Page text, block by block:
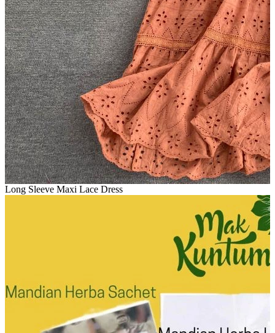
Long Sleeve Maxi Lace Dress